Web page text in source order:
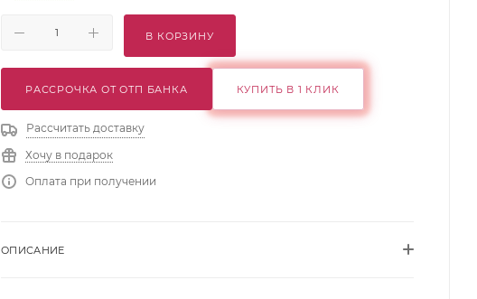
В КОРЗИНУ
РАССРОЧКА ОТ ОТП БАНКА КУПИТЬ В 1 КЛИК
Рассчитать доставку
Хочу в подарок
Оплата при получении
ОПИСАНИЕ